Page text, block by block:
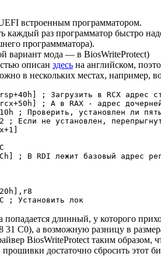
встроенным программатором.
каждый раз программатор быстро
программматора).
вариант мода — в BiosWriteProtect)
описан здесь на английском,
в нескольких местах, например,
; Загрузить в RCX адрес
; А в RAX - адрес дочерней
установлен ли
не установлен,
RDI лежит базовый адрес
Установить лок
длинный, у которого
C0), а возможную разницу в
BiosWriteProtect таким образом,
достаточно сбросить